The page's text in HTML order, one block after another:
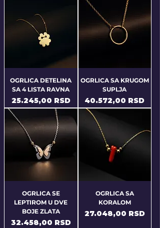
OGRLICA DETELINA
SA 4 LISTA RAVNA
Price
25.245,00 RSD
OGRLICA SA KRUGOM
SUPLJA
Price
40.572,00 RSD
OGRLICA SE
LEPTIROM U DVE
BOJE ZLATA
Price
32.458,00 RSD
OGRLICA SA
KORALOM
Price
27.048,00 RSD